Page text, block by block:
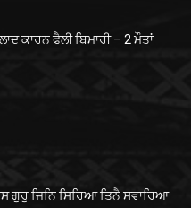
ਕਾਰਨ ਫੈਲੀ ਬਿਮਾਰੀ – 2 ਮੌਤਾਂ
ਗੁਰੁ ਜਿਨਿ ਸਿਰਿਆ ਤਿਨੈ ਸਵਾਰਿਆ